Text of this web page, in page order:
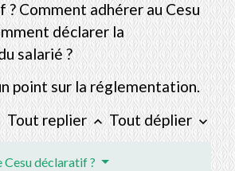
? Comment adhérer au Cesu
déclarer la
salarié ?
point sur la réglementation.
Tout replierkeyboard_arrow_up Tout déplier keyboard_arrow_down
Cesu déclaratif ?